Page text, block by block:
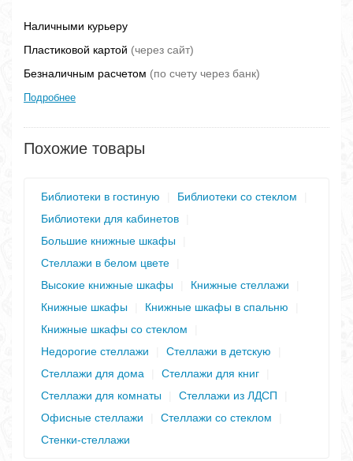
Наличными курьеру
Пластиковой картой (через сайт)
Безналичным расчетом (по счету через банк)
Подробнее
Похожие товары
Библиотеки в гостиную Библиотеки со стеклом
Библиотеки для кабинетов
Большие книжные шкафы
Стеллажи в белом цвете
Высокие книжные шкафы
Книжные стеллажи
Книжные шкафы
Книжные шкафы в спальню
Книжные шкафы со стеклом
Недорогие стеллажи
Стеллажи в детскую
Стеллажи для дома
Стеллажи для книг
Стеллажи для комнаты
Стеллажи из ЛДСП
Офисные стеллажи
Стеллажи со стеклом
Стенки-стеллажи